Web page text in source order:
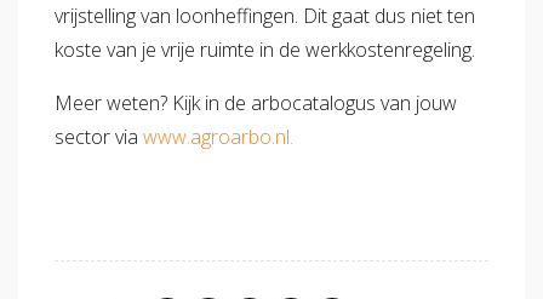
vrijstelling van loonheffingen. Dit gaat dus niet ten
koste van je vrije ruimte in de werkkostenregeling.
Meer weten? Kijk in de arbocatalogus van jouw
sector via www.agroarbo.nl.